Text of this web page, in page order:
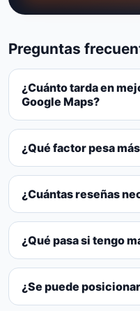
Preguntas
¿Cuánto tarda en
Google Maps?
¿Qué factor pesa
¿Cuántas reseñas
¿Qué pasa si tengo
¿Se puede